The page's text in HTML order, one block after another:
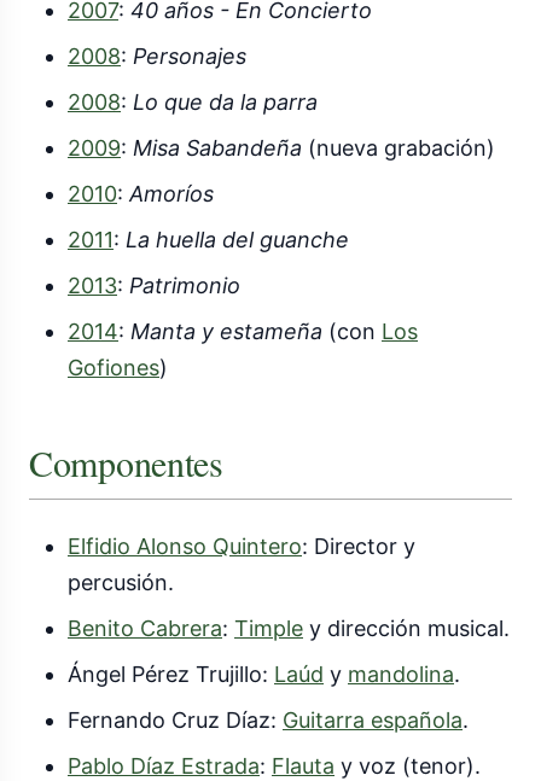
2007: 40 años - En Concierto
2008: Personajes
2008: Lo que da la parra
2009: Misa Sabandeña (nueva grabación)
2010:Amoríos
2011: La huella del guanche
2013: Patrimonio
2014: Manta y estameña (con Los
Gofiones)
Componentes
Elfidio Alonso Quintero: Director y
percusión.
Benito Cabrera: Timple y dirección musical.
Ángel Pérez Trujillo: Laúd y mandolina.
Fernando Cruz Díaz: Guitarra española.
Pablo Díaz Estrada: Flauta y voz (tenor).